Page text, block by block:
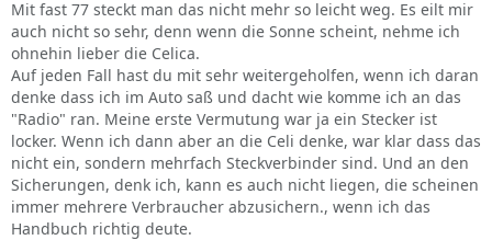
Mit fast 77 steckt man das nicht mehr so leicht weg. Es eilt mir
auch nicht so sehr, denn wenn die Sonne scheint, nehme ich
ohnehin lieber die Celica.
Auf jeden Fall hast du mit sehr weitergeholfen, wenn ich daran
denke dass ich im Auto saß und dacht wie komme ich an das
"Radio" ran. Meine erste Vermutung war ja ein Stecker ist
locker. Wenn ich dann aber an die Celi denke, war klar dass das
nicht ein, sondern mehrfach Steckverbinder sind. Und an den
Sicherungen, denk ich, kann es auch nicht liegen, die scheinen
immer mehrere Verbraucher abzusichern., wenn ich das
Handbuch richtig deute.